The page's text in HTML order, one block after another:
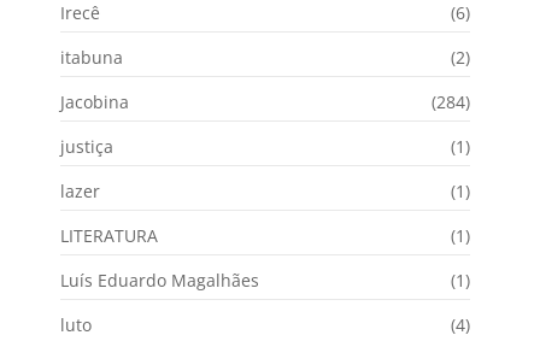
Irecê
(6)
itabuna
(2)
Jacobina
(284)
justiça
(1)
lazer
(1)
LITERATURA
(1)
Luís Eduardo Magalhães
(1)
luto
(4)